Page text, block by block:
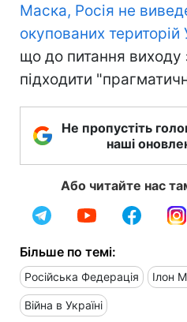
Маска, Росія не
окупованих територій
що до питання виходу
підходити
Не пропустіть
наші
Або читайте нас
Більше по темі:
Російська Федерація Ілон
Війна в Україні